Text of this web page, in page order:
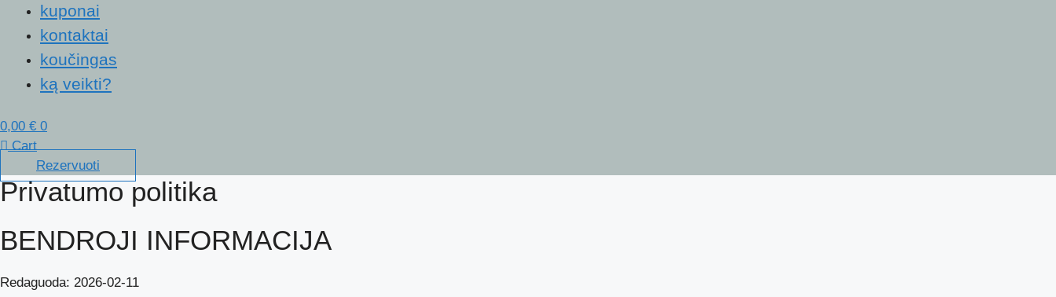
kuponai
kontaktai
koučingas
ką veikti?
0,00 € 0
Cart
Rezervuoti
Privatumo politika
BENDROJI INFORMACIJA
Redaguoda: 2026-02-11